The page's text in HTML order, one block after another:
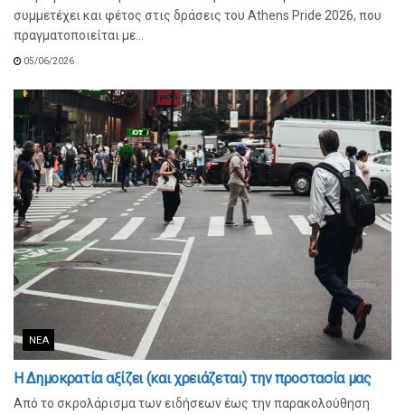
συμμετέχει και φέτος στις δράσεις του Athens Pride 2026, που
πραγματοποιείται με...
05/06/2026
ΝΈΑ
Η Δημοκρατία αξίζει (και χρειάζεται) την προστασία μας
Από το σκρολάρισμα των ειδήσεων έως την παρακολούθηση